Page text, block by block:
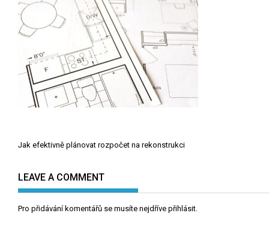
Navigace
příspěvek
Jak efektivně plánovat rozpočet na rekonstrukci
LEAVE A COMMENT
Pro přidávání komentářů se musíte nejdříve přihlásit.